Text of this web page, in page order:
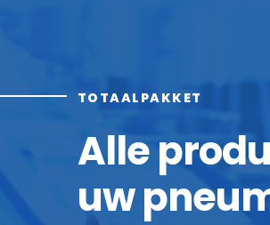
TOTAALPAKKET
Alle
uw